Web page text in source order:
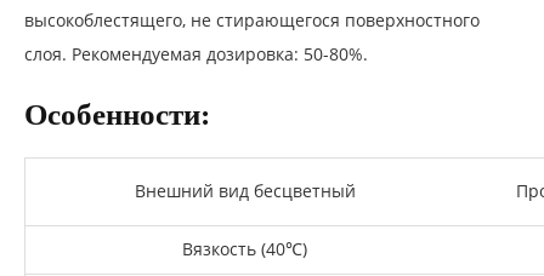
высокоблестящего, не стирающегося поверхностного
слоя. Рекомендуемая дозировка: 50-80%.
Особенности:
Внешний вид бесцветный
Вязкость (40℃)